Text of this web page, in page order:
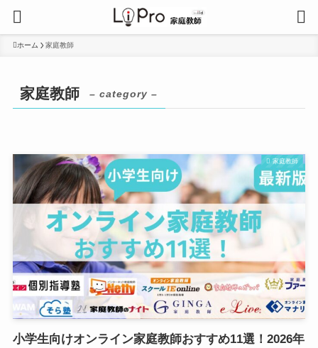
ホーム 家庭教師
家庭教師 – category –
家庭教師
小学生向けオンライン家庭教師おすすめ11選！2026年